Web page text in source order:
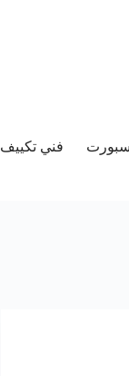
فني تكييف